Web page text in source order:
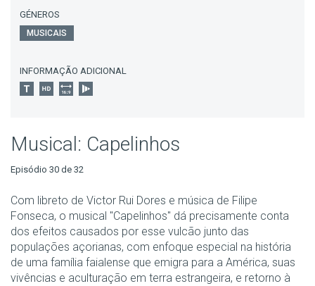
GÉNEROS
MUSICAIS
INFORMAÇÃO ADICIONAL
Musical: Capelinhos
Episódio 30 de 32
Com libreto de Victor Rui Dores e música de Filipe
Fonseca, o musical "Capelinhos" dá precisamente conta
dos efeitos causados por esse vulcão junto das
populações açorianas, com enfoque especial na história
de uma família faialense que emigra para a América, suas
vivências e aculturação em terra estrangeira, e retorno à